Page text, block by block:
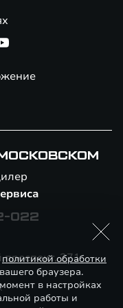
МОСКОВСКОМ
022
271
политикой обработки
браузера.
в настройках
работы и